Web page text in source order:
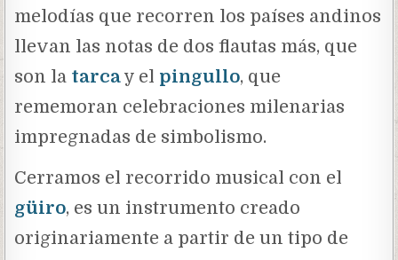
melodías que recorren los países andinos
llevan las notas de dos flautas más, que
son la tarcay el pingullo, que
rememoran celebraciones milenarias
impregnadas de simbolismo.
Cerramos el recorrido musical con el
güiro, es un instrumento creado
originariamente a partir de un tipo de